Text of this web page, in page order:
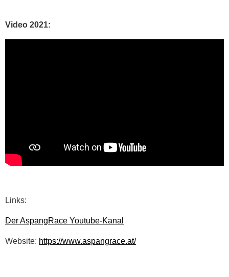
Video 2021:
Links:
Der AspangRace Youtube-Kanal
Website: https://www.aspangrace.at/